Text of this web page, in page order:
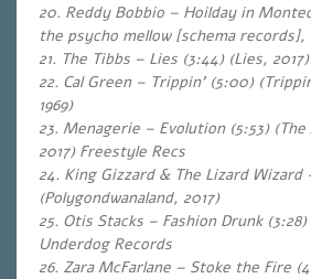
20. Reddy Bobbio – Hoilday in
the psycho mellow [schema records],
21. The Tibbs – Lies (3:44) (Lies, 2017)
22. Cal Green – Trippin’ (5:00)
1969)
23. Menagerie – Evolution (5:53)
2017) Freestyle Recs
24. King Gizzard & The Lizard Wizard
(Polygondwanaland, 2017)
25. Otis Stacks – Fashion Drunk
Underdog Records
26. Zara McFarlane – Stoke the Fire